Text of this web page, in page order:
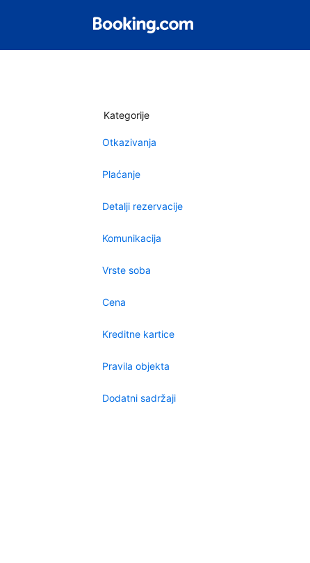
Kategorije
Otkazivanja
Plaćanje
Detalji rezervacije
Komunikacija
Vrste soba
Cena
Kreditne kartice
Pravila objekta
Dodatni sadržaji